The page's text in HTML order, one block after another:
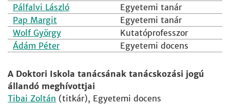
Pálfalvi László
Egyetemi tanár
Pap Margit
Egyetemi tanár
Wolf György
Kutatóprofesszor
Ádám Péter
Egyetemi docens
A Doktori Iskola tanácsának tanácskozási jogú
állandó meghívottjai
Tibai Zoltán (titkár), Egyetemi docens